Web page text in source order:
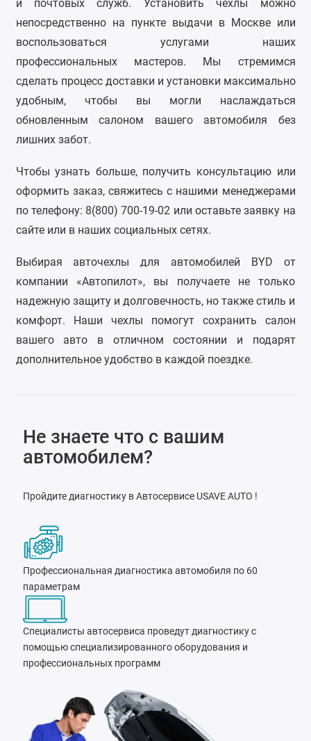
и почтовых служб. Установить чехлы можно
непосредственно на пункте выдачи в Москве или
воспользоваться услугами наших
профессиональных мастеров. Мы стремимся
сделать процесс доставки и установки максимально
удобным, чтобы вы могли наслаждаться
обновленным салоном вашего автомобиля без
лишних забот.
Чтобы узнать больше, получить консультацию или
оформить заказ, свяжитесь с нашими менеджерами
по телефону: 8(800) 700-19-02 или оставьте заявку на
сайте или в наших социальных сетях.
Выбирая авточехлы для автомобилей BYD от
компании «Автопилот», вы получаете не только
надежную защиту и долговечность, но также стиль и
комфорт. Наши чехлы помогут сохранить салон
вашего авто в отличном состоянии и подарят
дополнительное удобство в каждой поездке.
Не знаете что с вашим
автомобилем?
Пройдите диагностику в Автосервисе USAVE AUTO !
Профессиональная диагностика автомобиля по 60
параметрам
Специалисты автосервиса проведут диагностику с
помощью специализированного оборудования и
профессиональных программ